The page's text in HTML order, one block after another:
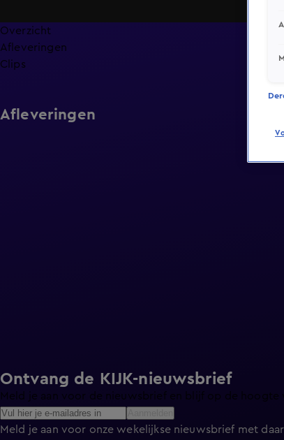
Overzicht
Afleveringen
Clips
Afleveringen
Ontvang de KIJK-nieuwsbrief
Meld je aan voor de nieuwsbrief en blijf op de hoogte
Meld je aan voor onze wekelijkse nieuwsbrief met